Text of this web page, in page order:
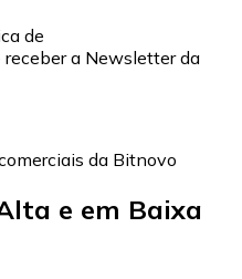
de
a Newsletter da
da Bitnovo
e em Baixa